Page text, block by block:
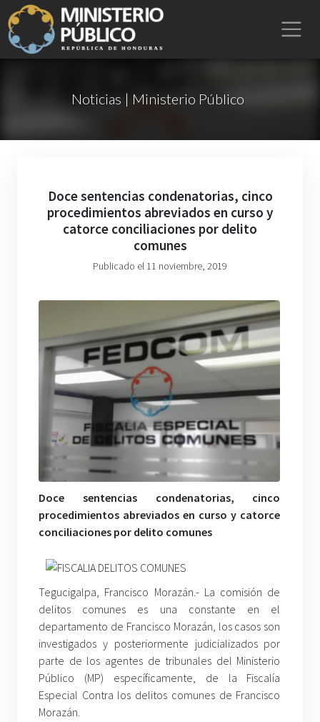
Noticias | Ministerio Público
Doce sentencias condenatorias, cinco
procedimientos abreviados en curso y
catorce conciliaciones por delito
comunes
Publicado el 11 noviembre, 2019
Doce sentencias condenatorias, cinco
procedimientos abreviados en curso y catorce
conciliaciones por delito comunes
Tegucigalpa, Francisco Morazán.- La comisión de
delitos comunes es una constante en el
departamento de Francisco Morazán, los casos son
investigados y posteriormente judicializados por
parte de los agentes de tribunales del Ministerio
Público (MP) específicamente, de la Fiscalía
Especial Contra los delitos comunes de Francisco
Morazán.